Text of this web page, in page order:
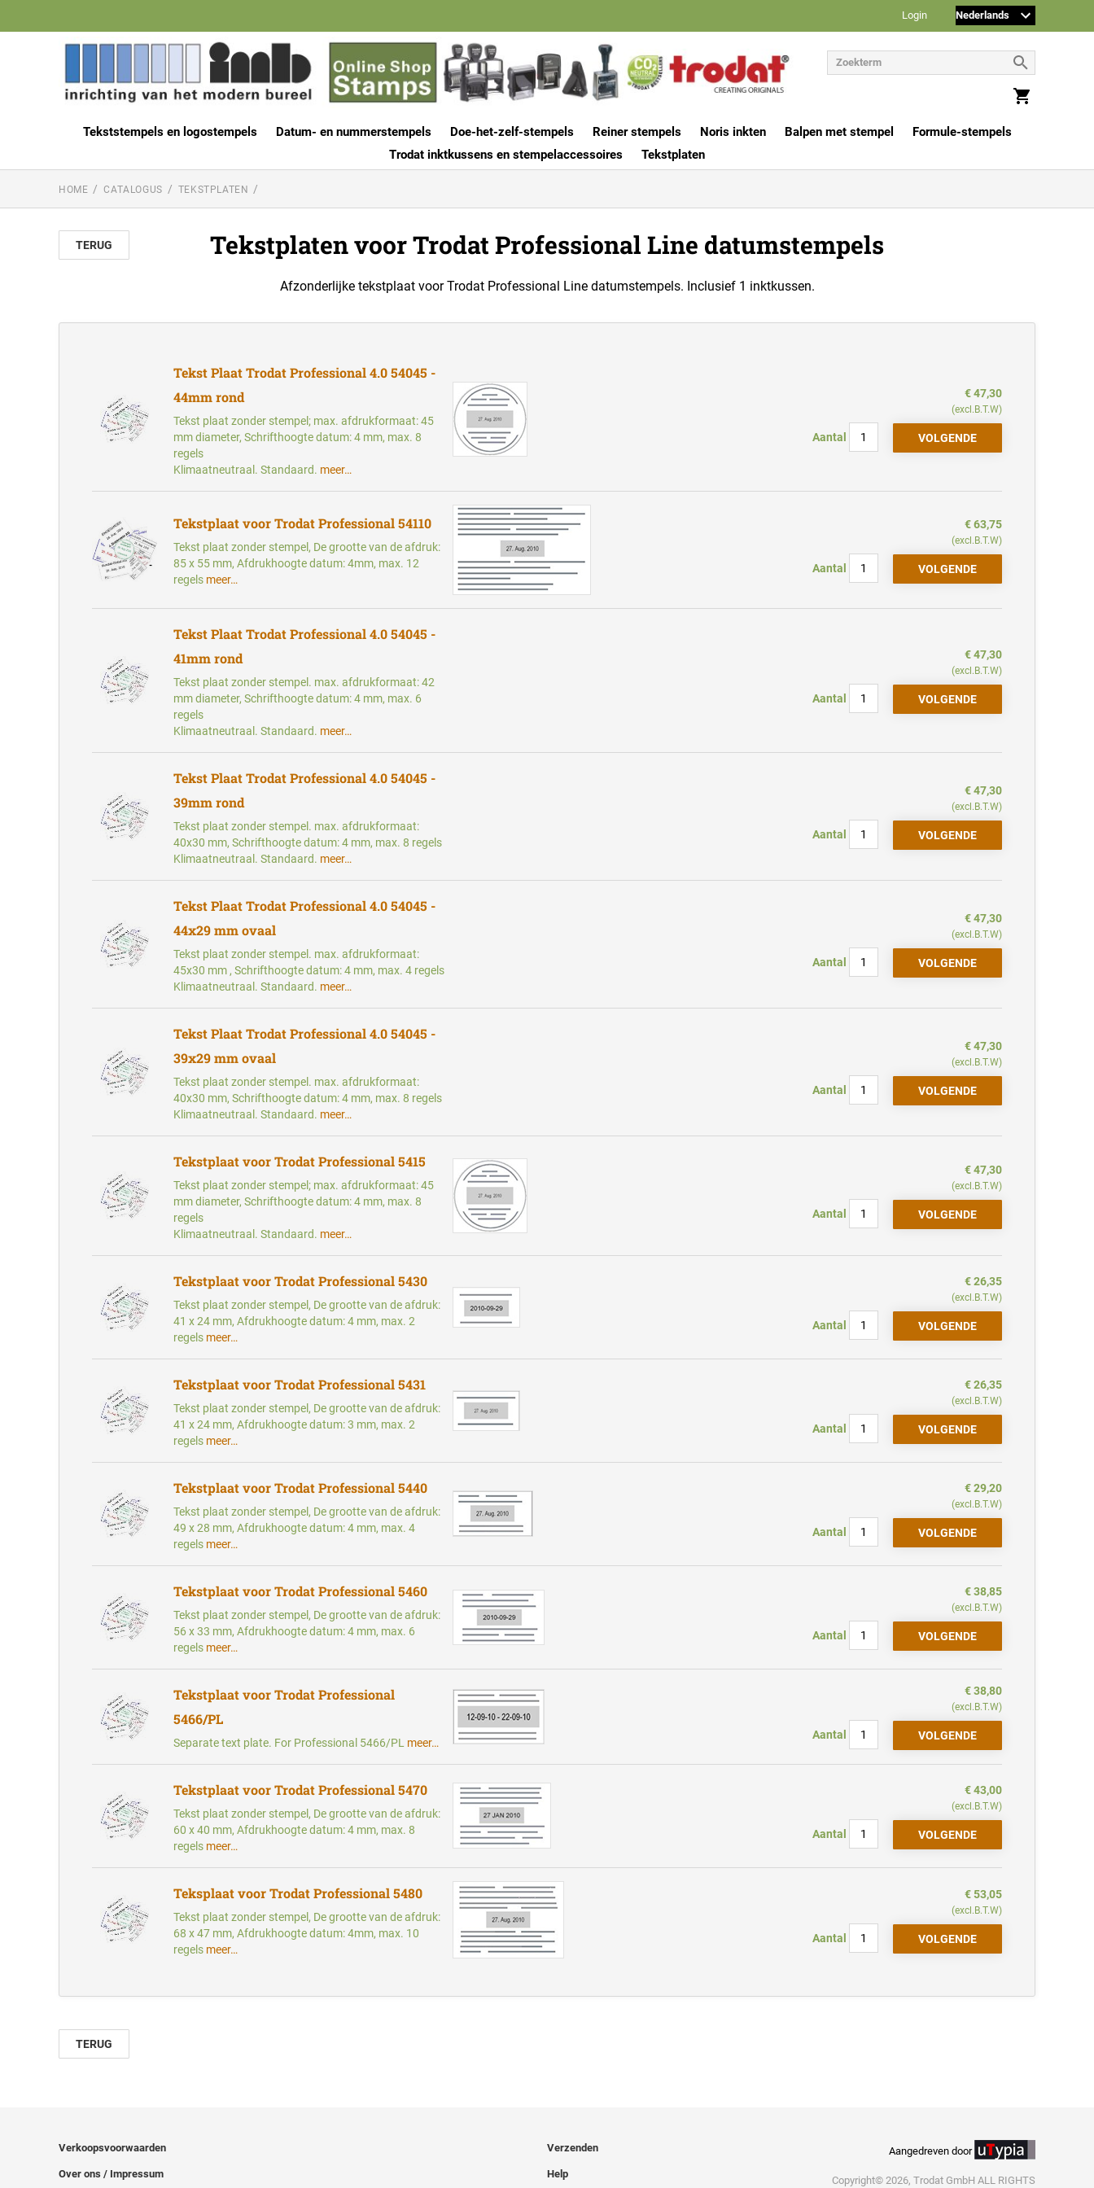
Login
Tekststempels en logostempels Datum- en nummerstempels Doe-het-zelf-stempels Reiner stempels Noris inkten Balpen met stempel
Formule-stempels
Trodat inktkussens en stempelaccessoires
Tekstplaten
HOME CATALOGUS TEKSTPLATEN
TERUG Tekstplaten voor Trodat Professional Line datumstempels
Afzonderlijke tekstplaat voor Trodat Professional Line datumstempels. Inclusief 1 inktkussen.
Tekst Plaat Trodat Professional 4.0 54045 -
44mm rond
Tekst plaat zonder stempel; max. afdrukformaat: 45
mm diameter, Schrifthoogte datum: 4 mm, max. 8
regels
Klimaatneutraal. Standaard. meer…
€ 47,30
(excl.B.T.W)
Aantal
Tekstplaat voor Trodat Professional 54110
Tekst plaat zonder stempel, De grootte van de afdruk:
85 x 55 mm, Afdrukhoogte datum: 4mm, max. 12
regels meer…
€ 63,75
(excl.B.T.W)
Aantal
Tekst Plaat Trodat Professional 4.0 54045 -
41mm rond
Tekst plaat zonder stempel. max. afdrukformaat: 42
mm diameter, Schrifthoogte datum: 4 mm, max. 6
regels
Klimaatneutraal. Standaard. meer…
€ 47,30
(excl.B.T.W)
Aantal
Tekst Plaat Trodat Professional 4.0 54045 -
39mm rond
Tekst plaat zonder stempel. max. afdrukformaat:
40x30 mm, Schrifthoogte datum: 4 mm, max. 8 regels
Klimaatneutraal. Standaard. meer…
€ 47,30
(excl.B.T.W)
Aantal
Tekst Plaat Trodat Professional 4.0 54045 -
44x29 mm ovaal
Tekst plaat zonder stempel. max. afdrukformaat:
45x30 mm , Schrifthoogte datum: 4 mm, max. 4 regels
Klimaatneutraal. Standaard. meer…
€ 47,30
(excl.B.T.W)
Aantal
Tekst Plaat Trodat Professional 4.0 54045 -
39x29 mm ovaal
Tekst plaat zonder stempel. max. afdrukformaat:
40x30 mm, Schrifthoogte datum: 4 mm, max. 8 regels
Klimaatneutraal. Standaard. meer…
€ 47,30
(excl.B.T.W)
Aantal
Tekstplaat voor Trodat Professional 5415
Tekst plaat zonder stempel; max. afdrukformaat: 45
mm diameter, Schrifthoogte datum: 4 mm, max. 8
regels
Klimaatneutraal. Standaard. meer…
€ 47,30
(excl.B.T.W)
Aantal
Tekstplaat voor Trodat Professional 5430
Tekst plaat zonder stempel, De grootte van de afdruk:
41 x 24 mm, Afdrukhoogte datum: 4 mm, max. 2
regels meer…
€ 26,35
(excl.B.T.W)
Aantal
Tekstplaat voor Trodat Professional 5431
Tekst plaat zonder stempel, De grootte van de afdruk:
41 x 24 mm, Afdrukhoogte datum: 3 mm, max. 2
regels meer…
€ 26,35
(excl.B.T.W)
Aantal
Tekstplaat voor Trodat Professional 5440
Tekst plaat zonder stempel, De grootte van de afdruk:
49 x 28 mm, Afdrukhoogte datum: 4 mm, max. 4
regels meer…
€ 29,20
(excl.B.T.W)
Aantal
Tekstplaat voor Trodat Professional 5460
Tekst plaat zonder stempel, De grootte van de afdruk:
56 x 33 mm, Afdrukhoogte datum: 4 mm, max. 6
regels meer…
€ 38,85
(excl.B.T.W)
Aantal
Tekstplaat voor Trodat Professional
5466/PL
Separate text plate. For Professional 5466/PL meer…
€ 38,80
(excl.B.T.W)
Aantal
Tekstplaat voor Trodat Professional 5470
Tekst plaat zonder stempel, De grootte van de afdruk:
60 x 40 mm, Afdrukhoogte datum: 4 mm, max. 8
regels meer…
€ 43,00
(excl.B.T.W)
Aantal
Teksplaat voor Trodat Professional 5480
Tekst plaat zonder stempel, De grootte van de afdruk:
68 x 47 mm, Afdrukhoogte datum: 4mm, max. 10
regels meer…
€ 53,05
(excl.B.T.W)
Aantal
TERUG
Verkoopsvoorwaarden
Over ons / Impressum
Verzenden
Help
Aangedreven door
Copyright© 2026, Trodat GmbH ALL RIGHTS